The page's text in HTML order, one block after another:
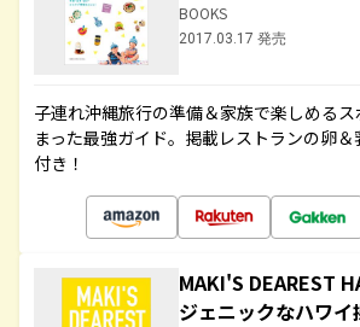
BOOKS
2017.03.17 発売
子連れ沖縄旅行の準備＆家族で楽しめる
まった最強ガイド。掲載レストランの卵
付き！
MAKI'S DEAREST
ジェニックなハワイ